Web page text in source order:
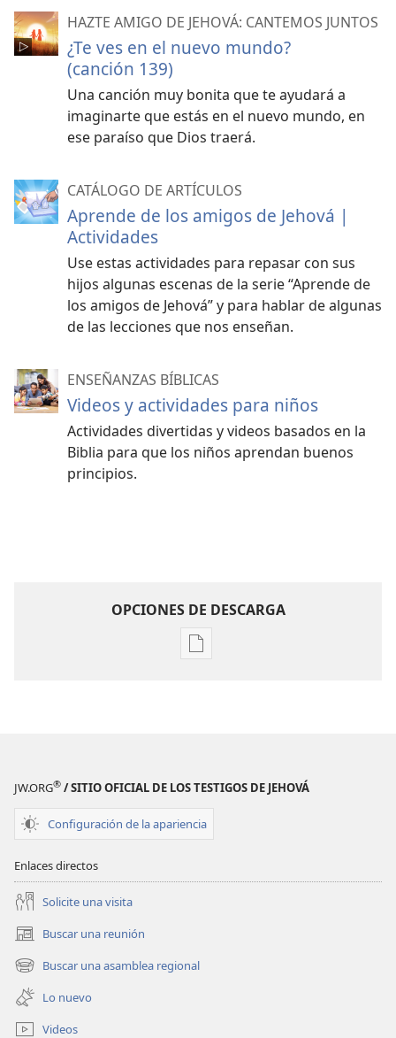
HAZTE AMIGO DE JEHOVÁ: CANTEMOS JUNTOS
¿Te ves en el nuevo mundo?
(canción 139)
Una canción muy bonita que te ayudará a
imaginarte que estás en el nuevo mundo, en
ese paraíso que Dios traerá.
CATÁLOGO DE ARTÍCULOS
Aprende de los amigos de Jehová |
Actividades
Use estas actividades para repasar con sus
hijos algunas escenas de la serie “Aprende de
los amigos de Jehová” y para hablar de algunas
de las lecciones que nos enseñan.
ENSEÑANZAS BÍBLICAS
Videos y actividades para niños
Actividades divertidas y videos basados en la
Biblia para que los niños aprendan buenos
principios.
OPCIONES DE DESCARGA
Opciones
amigo
Jehová
|
JW.ORG® / SITIO OFICIAL DE LOS TESTIGOS DE JEHOVÁ
Configuración de la apariencia
Enlaces directos
Solicite una visita
Buscar una reunión
(abre
una
nueva
ventana)
Buscar una asamblea regional
(abre
una
nueva
ventana)
Lo nuevo
Videos